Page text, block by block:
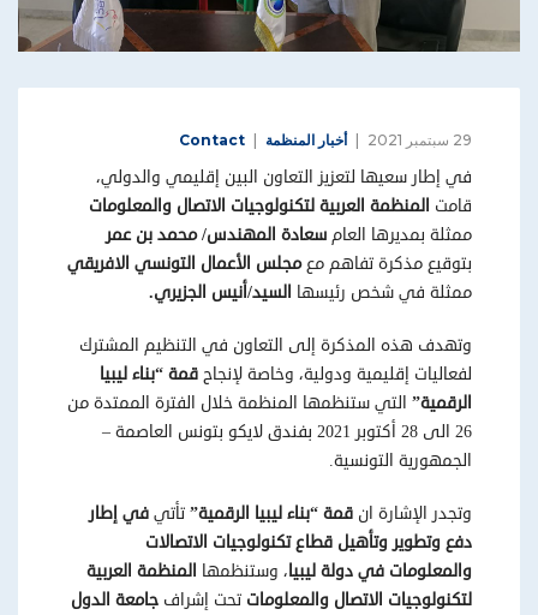
29 سبتمبر 2021 أخبار المنظمة Contact
في إطار سعيها لتعزيز التعاون البين إقليمي والدولي،
قامت المنظمة العربية لتكنولوجيات الاتصال والمعلومات
ممثلة بمديرها العام سعادة المهندس/ محمد بن عمر
بتوقيع مذكرة تفاهم معمجلس الأعمال التونسي الافريقي
ممثلة في شخص رئيسها السيد/أنيس الجزيري.
وتهدف هذه المذكرة إلى التعاون في التنظيم المشترك
لفعاليات إقليمية ودولية، وخاصة لإنجاح قمة “بناء ليبيا
الرقمية” التي ستنظمها المنظمة خلال الفترة الممتدة من
26 الى 28 أكتوبر 2021 بفندق لايكو بتونس العاصمة –
الجمهورية التونسية.
وتجدر الإشارة ان قمة “بناء ليبيا الرقمية” تأتي في إطار
دفع وتطوير وتأهيل قطاع تكنولوجيات الاتصالات
والمعلومات في دولة ليبيا، وستنظمها المنظمة العربية
لتكنولوجيات الاتصال والمعلومات تحت إشراف جامعة الدول